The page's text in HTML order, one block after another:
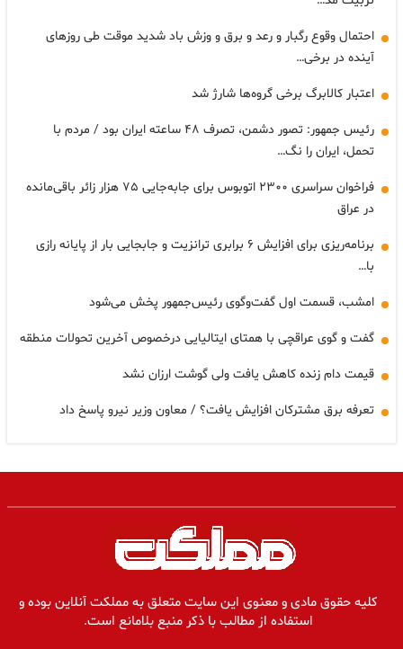
احتمال وقوع رگبار و رعد و برق و وزش باد شدید موقت طی روزهای
آینده در برخی…
اعتبار کالابرگ برخی گروه‌ها شارژ شد
رئیس جمهور: تصور دشمن، تصرف ۴۸ ساعته ایران بود / مردم با
تحمل، ایران را نگ…
فراخوان سراسری ۲۳۰۰ اتوبوس برای جابه‌جایی ۷۵ هزار زائر باقی‌مانده
در عراق
برنامه‌ریزی برای افزایش ۶ برابری ترانزیت و جابجایی بار از پایانه رازی
با…
امشب، قسمت اول گفت‌وگوی رئیس‌جمهور پخش می‌شود
گفت و گوی عراقچی با همتای ایتالیایی درخصوص آخرین تحولات منطقه
قیمت دام زنده کاهش یافت ولی گوشت ارزان نشد
تعرفه برق مشترکان افزایش یافت؟ / معاون وزیر نیرو پاسخ داد
کلیه حقوق مادی و معنوی این سایت متعلق به مملکت آنلاین بوده و
استفاده از مطالب با ذکر منبع بلامانع است.